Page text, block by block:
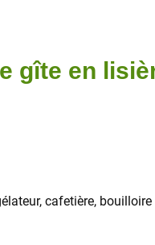
gîte en
cafetière,